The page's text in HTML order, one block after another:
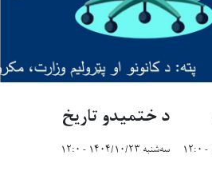
د ختمیدو تاریخ
سه‌شنبه ۱۴۰۴/۱۰/۲۳ - ۱۲:۰